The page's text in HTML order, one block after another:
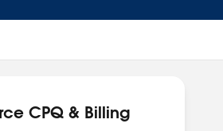
CPQ & Billing